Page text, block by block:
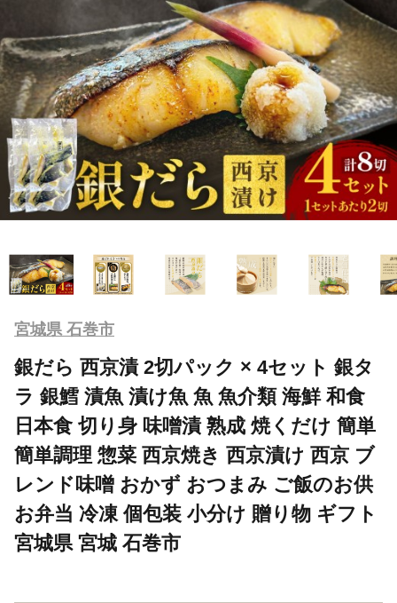
宮城県 石巻市
銀だら 西京漬 2切パック × 4セット 銀タ
ラ 銀鱈 漬魚 漬け魚 魚 魚介類 海鮮 和食
日本食 切り身 味噌漬 熟成 焼くだけ 簡単
簡単調理 惣菜 西京焼き 西京漬け 西京 ブ
レンド味噌 おかず おつまみ ご飯のお供
お弁当 冷凍 個包装 小分け 贈り物 ギフト
宮城県 宮城 石巻市